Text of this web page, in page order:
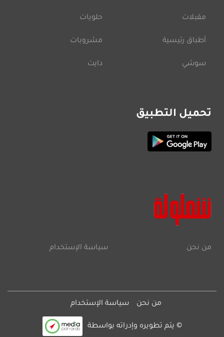
مقبلات
أطباق رئيسية
سوشي
حلويات
مشروبات
دايت
تحميل التطبيق
من نحن سياسة الإستخدام
من نحن سياسة الإستخدام
© يتم تطويره وإدراته بواسطة